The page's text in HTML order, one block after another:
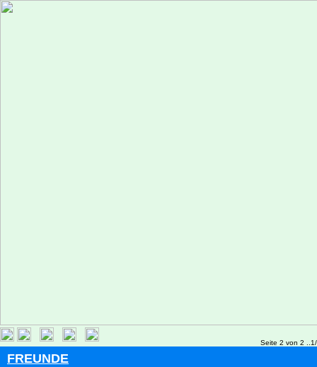
Seite 2 von 2
FREUNDE